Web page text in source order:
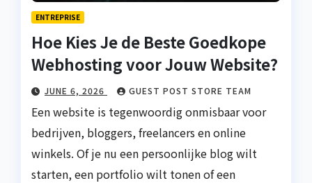
ENTREPRISE
Hoe Kies Je de Beste Goedkope
Webhosting voor Jouw Website?
JUNE 6, 2026 GUEST POST STORE TEAM
Een website is tegenwoordig onmisbaar voor
bedrijven, bloggers, freelancers en online
winkels. Of je nu een persoonlijke blog wilt
starten, een portfolio wilt tonen of een